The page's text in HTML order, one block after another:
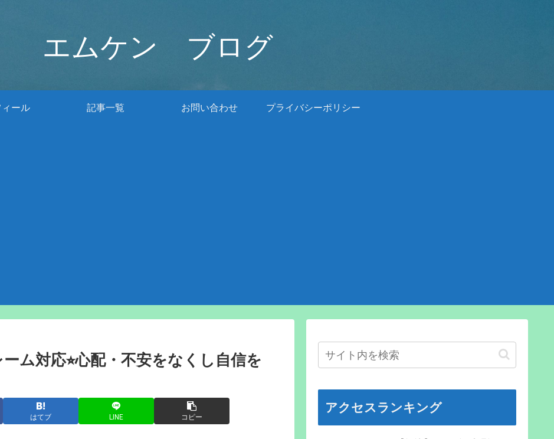
エムケン ブログ
ール 記事一覧 お問い合わせ プライバシーポリシー
ム対応⭐︎心配・不安をなくし自信を
はてブ LINE コピー
アクセスランキング